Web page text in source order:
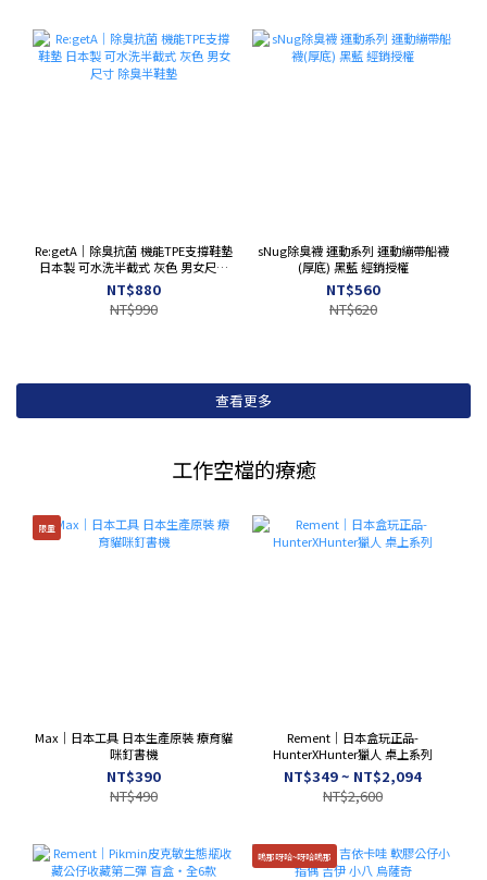
Re:getA｜除臭抗菌 機能TPE支撐鞋墊
日本製 可水洗半截式 灰色 男女尺寸
除臭半鞋墊
NT$880
NT$990
sNug除臭襪 運動系列 運動繃帶船襪
(厚底) 黑藍 經銷授權
NT$560
NT$620
查看更多
工作空檔的療癒
限量
Max｜日本工具 日本生產原裝 療育貓
咪釘書機
NT$390
NT$490
Rement｜日本盒玩正品-
HunterXHunter獵人 桌上系列
NT$349 ~ NT$2,094
NT$2,600
嗚那呀哈~呀哈嗚那